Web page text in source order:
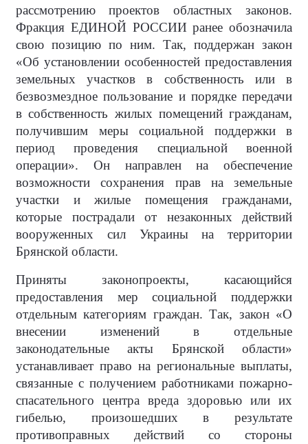
рассмотрению проектов областных законов.
Фракция ЕДИНОЙ РОССИИ ранее обозначила
свою позицию по ним. Так, поддержан закон
«Об установлении особенностей предоставления
земельных участков в собственность или в
безвозмездное пользование и порядке передачи
в собственность жилых помещений гражданам,
получившим меры социальной поддержки в
период проведения специальной военной
операции». Он направлен на обеспечение
возможности сохранения прав на земельные
участки и жилые помещения гражданами,
которые пострадали от незаконных действий
вооруженных сил Украины на территории
Брянской области.
Приняты законопроекты, касающийся
предоставления мер социальной поддержки
отдельным категориям граждан. Так, закон «О
внесении изменений в отдельные
законодательные акты Брянской области»
устанавливает право на региональные выплаты,
связанные с получением работниками пожарно-
спасательного центра вреда здоровью или их
гибелью, произошедших в результате
противоправных действий со стороны